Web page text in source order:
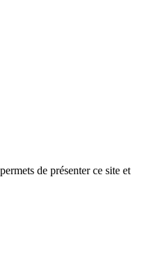
de présenter ce site et